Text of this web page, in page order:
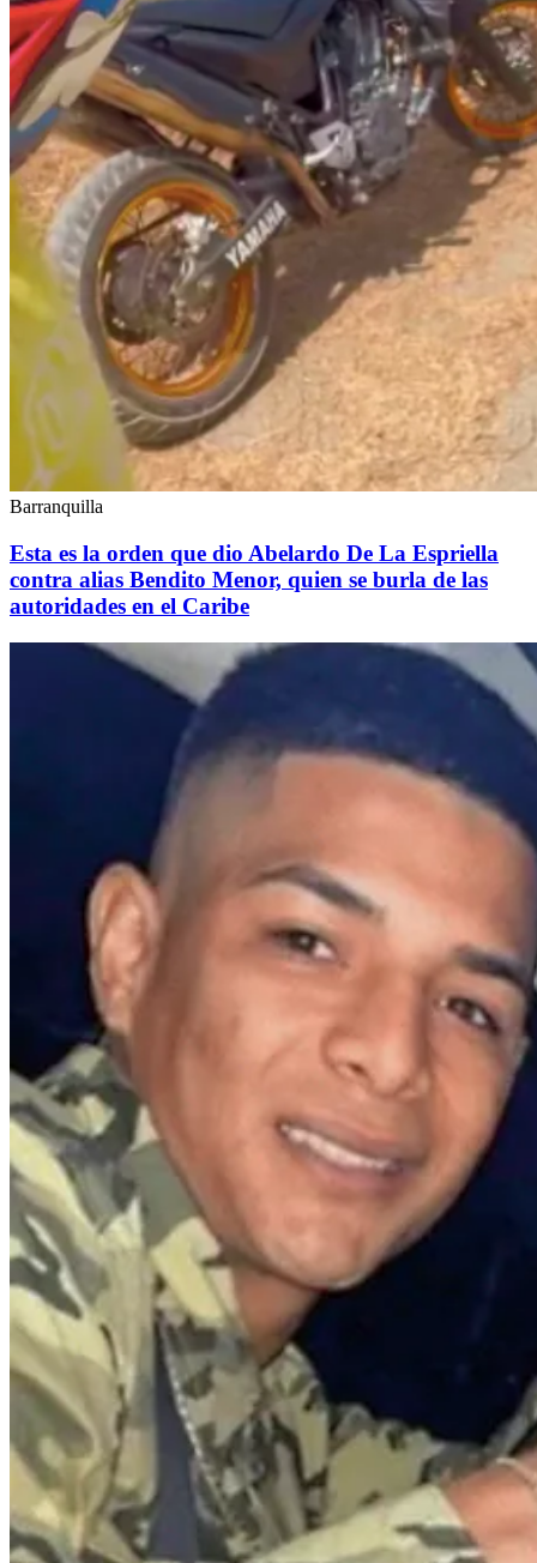
Barranquilla
Esta es la orden que dio Abelardo De La Espriella
contra alias Bendito Menor, quien se burla de las
autoridades en el Caribe